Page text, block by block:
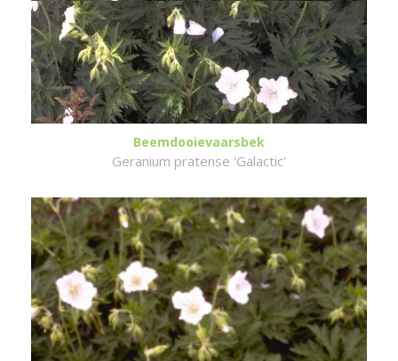
Beemdooievaarsbek
Geranium pratense 'Galactic'